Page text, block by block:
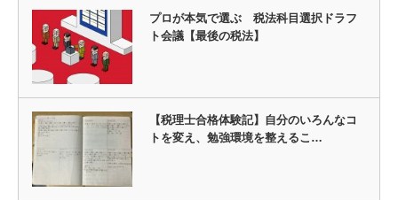
プロが本気で選ぶ 税法科目選択ドラフ
ト会議【最後の税法】
【税理士合格体験記】自分のいろんなコ
トを変え、勉強環境を整えるこ…